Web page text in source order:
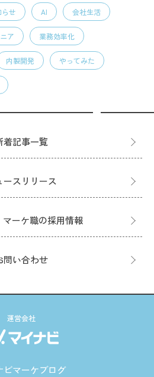
らせ AI 会社生活
ア 業務効率化
内製開発 やってみた
着記事一覧
ースリリース
マーケ職の採用情報
問い合わせ
運営会社
ビマーケブログ